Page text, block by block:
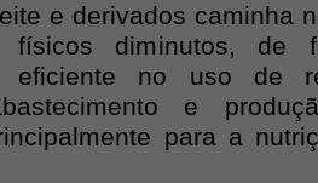
e derivados caminha
físicos diminutos, de
eficiente no uso de
e
para a